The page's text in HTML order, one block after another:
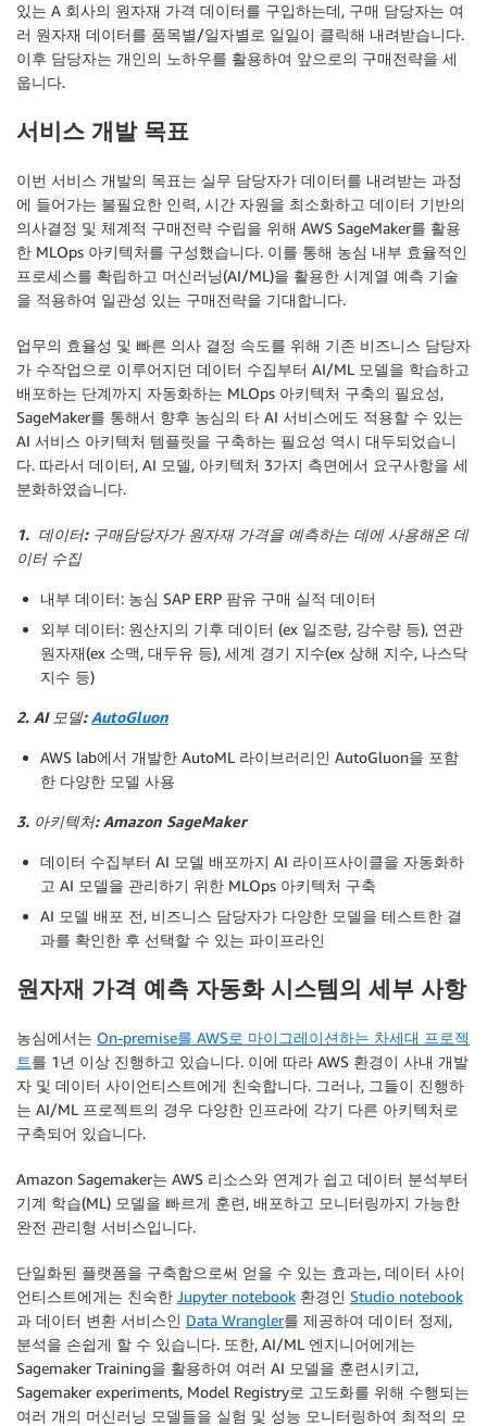
있는 A 회사의 원자재 가격 데이터를 구입하는데, 구매 담당자는 여
러 원자재 데이터를 품목별/일자별로 일일이 클릭해 내려받습니다.
이후 담당자는 개인의 노하우를 활용하여 앞으로의 구매전략을 세
웁니다.
서비스 개발 목표
이번 서비스 개발의 목표는 실무 담당자가 데이터를 내려받는 과정
에 들어가는 불필요한 인력, 시간 자원을 최소화하고 데이터 기반의
의사결정 및 체계적 구매전략 수립을 위해 AWS SageMaker를 활용
한 MLOps 아키텍처를 구성했습니다. 이를 통해 농심 내부 효율적인
프로세스를 확립하고 머신러닝(AI/ML)을 활용한 시계열 예측 기술
을 적용하여 일관성 있는 구매전략을 기대합니다.
업무의 효율성 및 빠른 의사 결정 속도를 위해 기존 비즈니스 담당자
가 수작업으로 이루어지던 데이터 수집부터 AI/ML 모델을 학습하고
배포하는 단계까지 자동화하는 MLOps 아키텍처 구축의 필요성,
SageMaker를 통해서 향후 농심의 타 AI 서비스에도 적용할 수 있는
AI 서비스 아키텍처 템플릿을 구축하는 필요성 역시 대두되었습니
다. 따라서 데이터, AI 모델, 아키텍처 3가지 측면에서 요구사항을 세
분화하였습니다.
1. 데이터: 구매담당자가 원자재 가격을 예측하는 데에 사용해온 데
이터 수집
내부 데이터: 농심 SAP ERP 팜유 구매 실적 데이터
외부 데이터: 원산지의 기후 데이터 (ex 일조량, 강수량 등), 연관
원자재(ex 소맥, 대두유 등), 세계 경기 지수(ex 상해 지수, 나스닥
지수 등)
2. AI 모델: AutoGluon
AWS lab에서 개발한 AutoML 라이브러리인 AutoGluon을 포함
한 다양한 모델 사용
3. 아키텍처: Amazon SageMaker
데이터 수집부터 AI 모델 배포까지 AI 라이프사이클을 자동화하
고 AI 모델을 관리하기 위한 MLOps 아키텍처 구축
AI 모델 배포 전, 비즈니스 담당자가 다양한 모델을 테스트한 결
과를 확인한 후 선택할 수 있는 파이프라인
원자재 가격 예측 자동화 시스템의 세부 사항
농심에서는 On-premise를 AWS로 마이그레이션하는 차세대 프로젝
트를 1년 이상 진행하고 있습니다. 이에 따라 AWS 환경이 사내 개발
자 및 데이터 사이언티스트에게 친숙합니다. 그러나, 그들이 진행하
는 AI/ML 프로젝트의 경우 다양한 인프라에 각기 다른 아키텍처로
구축되어 있습니다.
Amazon Sagemaker는 AWS 리소스와 연계가 쉽고 데이터 분석부터
기계 학습(ML) 모델을 빠르게 훈련, 배포하고 모니터링까지 가능한
완전 관리형 서비스입니다.
단일화된 플랫폼을 구축함으로써 얻을 수 있는 효과는, 데이터 사이
언티스트에게는 친숙한 Jupyter notebook 환경인 Studio notebook
과 데이터 변환 서비스인 Data Wrangler를 제공하여 데이터 정제,
분석을 손쉽게 할 수 있습니다. 또한, AI/ML 엔지니어에게는
Sagemaker Training을 활용하여 여러 AI 모델을 훈련시키고,
Sagemaker experiments, Model Registry로 고도화를 위해 수행되는
여러 개의 머신러닝 모델들을 실험 및 성능 모니터링하여 최적의 모